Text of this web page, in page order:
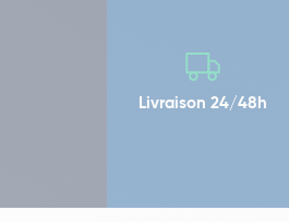
Livraison 24/48h